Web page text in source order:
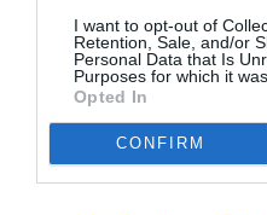
I want to opt-out of
Retention, Sale, and/or
Personal Data that Is
Purposes for which it
Opted In
CONFIRM
Newsletter
Κάθε βδομάδα στο e-mail
την Τέχνη και τον